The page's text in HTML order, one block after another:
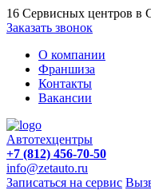
16 Сервисных центров в
Заказать звонок
О компании
Франшиза
Контакты
Вакансии
Автотехцентры
+7 (812) 456-70-50
info@zetauto.ru
Записаться на сервис